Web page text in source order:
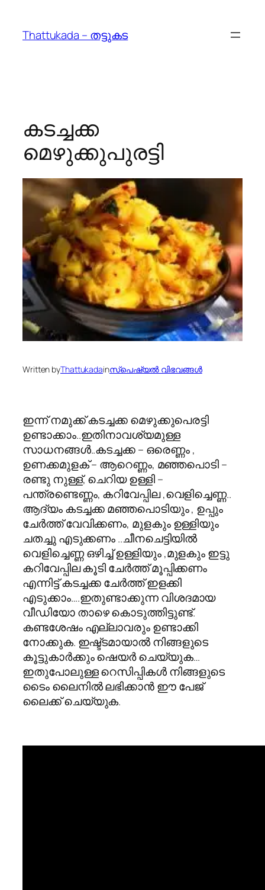
content
Thattukada – തട്ടുകട
കടച്ചക്ക
മെഴുക്കുപുരട്ടി
Written byThattukadainസ്പെഷ്യല്‍ വിഭവങ്ങള്‍
ഇന്ന് നമുക്ക് കടച്ചക്ക മെഴുക്കുപെരട്ടി
ഉണ്ടാക്കാം..ഇതിനാവശ്യമുള്ള
സാധനങ്ങള്‍..കടച്ചക്ക – ഒരെണ്ണം ,
ഉണക്കമുളക് – ആറെണ്ണം, മഞ്ഞപൊടി –
രണ്ടു നുള്ള്, ചെറിയ ഉള്ളി –
പന്ത്രണ്ടെണ്ണം, കറിവേപ്പില ,വെളിച്ചെണ്ണ..
ആദ്യം കടച്ചക്ക മഞ്ഞപൊടിയും , ഉപ്പും
ചേര്‍ത്ത് വേവിക്കണം, മുളകും ഉള്ളിയും
ചതച്ചു എടുക്കണം ..ചീനചെട്ടിയില്‍
വെളിച്ചെണ്ണ ഒഴിച്ച് ഉള്ളിയും ,മുളകും ഇട്ടു
കറിവേപ്പില കൂടി ചേര്‍ത്ത് മൂപ്പിക്കണം
എന്നിട്ട് കടച്ചക്ക ചേര്‍ത്ത് ഇളക്കി
എടുക്കാം….ഇതുണ്ടാക്കുന്ന വിശദമായ
വീഡിയോ താഴെ കൊടുത്തിട്ടുണ്ട്‌.
കണ്ടശേഷം എല്ലാവരും ഉണ്ടാക്കി
നോക്കുക. ഇഷ്ട്ടമായാല്‍ നിങ്ങളുടെ
കൂട്ടുകാര്‍ക്കും ഷെയര്‍ ചെയ്യുക…
ഇതുപോലുള്ള റെസിപ്പികള്‍ നിങ്ങളുടെ
ടൈം ലൈനില്‍ ലഭിക്കാന്‍ ഈ പേജ്
ലൈക്ക് ചെയ്യുക.